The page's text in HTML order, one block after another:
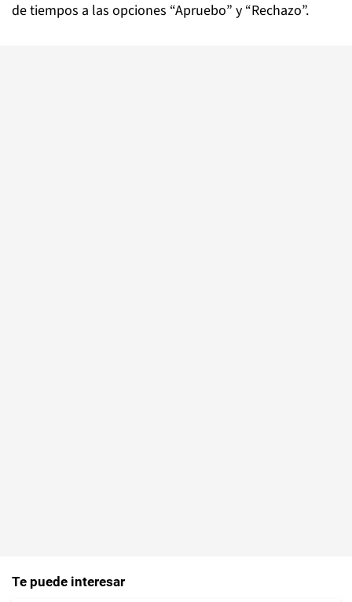
de tiempos a las opciones “Apruebo” y “Rechazo”.
Te puede interesar